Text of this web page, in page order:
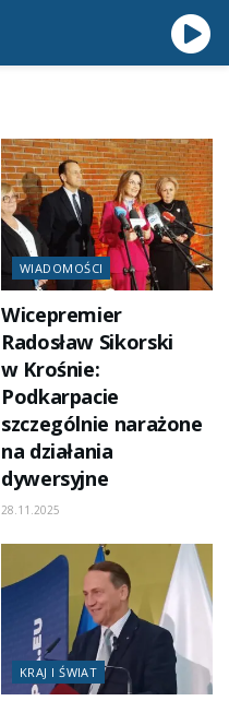
WIADOMOŚCI
Wicepremier
Radosław Sikorski
w Krośnie:
Podkarpacie
szczególnie narażone
na działania
dywersyjne
28.11.2025
KRAJ I ŚWIAT